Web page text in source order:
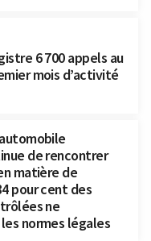
6 700 appels au
mois d’activité
de rencontrer
matière de
pour cent des
ne
normes légales